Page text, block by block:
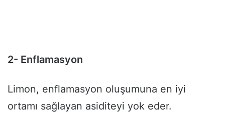
2- Enflamasyon
Limon, enflamasyon oluşumuna en iyi
ortamı sağlayan asiditeyi yok eder.